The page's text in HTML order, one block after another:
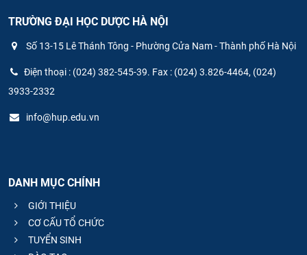
TRƯỜNG ĐẠI HỌC DƯỢC HÀ NỘI
Số 13-15 Lê Thánh Tông - Phường Cửa Nam - Thành phố Hà Nội
Điện thoại : (024) 382-545-39. Fax : (024) 3.826-4464, (024)
3933-2332
info@hup.edu.vn
DANH MỤC CHÍNH
GIỚI THIỆU
CƠ CẤU TỔ CHỨC
TUYỂN SINH